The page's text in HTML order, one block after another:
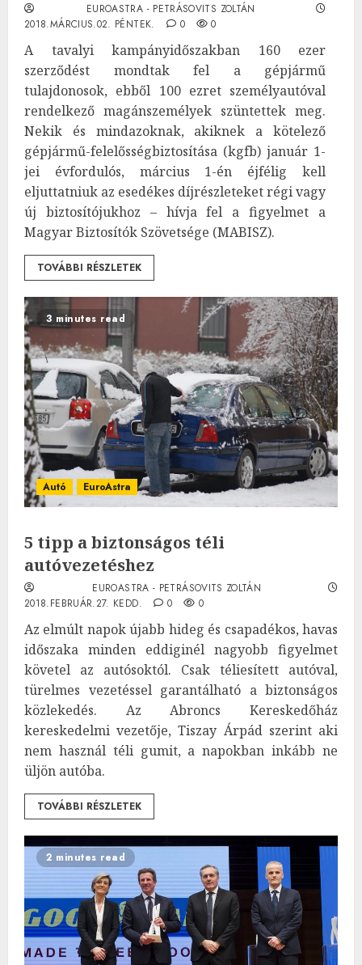
EUROASTRA - PETRÁSOVITS ZOLTÁN
2018.MÁRCIUS.02. PÉNTEK.
0 0
A tavalyi kampányidőszakban 160 ezer
szerződést mondtak fel a gépjármű
tulajdonosok, ebből 100 ezret személyautóval
rendelkező magánszemélyek szüntettek meg.
Nekik és mindazoknak, akiknek a kötelező
gépjármű-felelősségbiztosítása (kgfb) január 1-
jei évfordulós, március 1-én éjfélig kell
eljuttatniuk az esedékes díjrészleteket régi vagy
új biztosítójukhoz – hívja fel a figyelmet a
Magyar Biztosítók Szövetsége (MABISZ).
TOVÁBBI RÉSZLETEK
3 minutes read
Autó EuroAstra
5 tipp a biztonságos téli
autóvezetéshez
EUROASTRA - PETRÁSOVITS ZOLTÁN
2018.FEBRUÁR.27. KEDD.
0 0
Az elmúlt napok újabb hideg és csapadékos, havas
időszaka minden eddiginél nagyobb figyelmet
követel az autósoktól. Csak téliesített autóval,
türelmes vezetéssel garantálható a biztonságos
közlekedés. Az Abroncs Kereskedőház
kereskedelmi vezetője, Tiszay Árpád szerint aki
nem használ téli gumit, a napokban inkább ne
üljön autóba.
TOVÁBBI RÉSZLETEK
2 minutes read